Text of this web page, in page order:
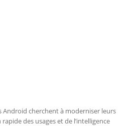
Android cherchent à moderniser leurs
des usages et de l’intelligence